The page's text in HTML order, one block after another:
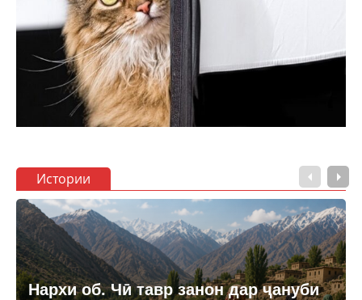
Истории
Нархи об. Чӣ тавр занон дар ҷануби